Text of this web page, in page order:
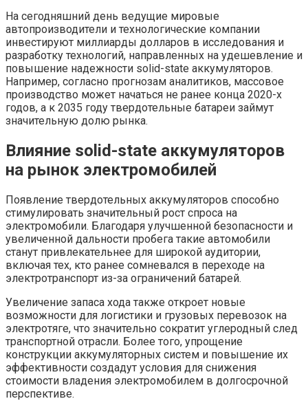
На сегодняшний день ведущие мировые
автопроизводители и технологические компании
инвестируют миллиарды долларов в исследования и
разработку технологий, направленных на удешевление и
повышение надежности solid-state аккумуляторов.
Например, согласно прогнозам аналитиков, массовое
производство может начаться не ранее конца 2020-х
годов, а к 2035 году твердотельные батареи займут
значительную долю рынка.
Влияние solid-state аккумуляторов
на рынок электромобилей
Появление твердотельных аккумуляторов способно
стимулировать значительный рост спроса на
электромобили. Благодаря улучшенной безопасности и
увеличенной дальности пробега такие автомобили
станут привлекательнее для широкой аудитории,
включая тех, кто ранее сомневался в переходе на
электротранспорт из-за ограничений батарей.
Увеличение запаса хода также откроет новые
возможности для логистики и грузовых перевозок на
электротяге, что значительно сократит углеродный след
транспортной отрасли. Более того, упрощение
конструкции аккумуляторных систем и повышение их
эффективности создадут условия для снижения
стоимости владения электромобилем в долгосрочной
перспективе.